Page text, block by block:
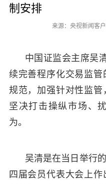
制安排
来源：央视新闻客
中国证监会主席吴
续完善程序化交易监管
规范，加强针对性监管
坚决打击操纵市场、
为。
吴清是在当日举行
四届会员代表大会上